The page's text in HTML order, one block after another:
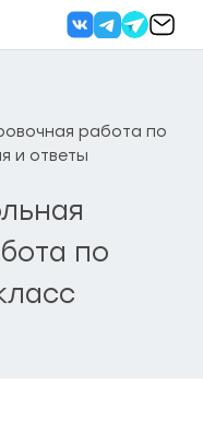
работа по
и ответы
по